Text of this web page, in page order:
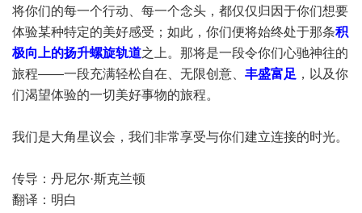
将你们的每一个行动、每一个念头，都仅仅归因于你们想要
体验某种特定的美好感受；如此，你们便将始终处于那条积
极向上的扬升螺旋轨道之上。那将是一段令你们心驰神往的
旅程——一段充满轻松自在、无限创意、 丰盛富足 ，以及你
们渴望体验的一切美好事物的旅程。
我们是大角星议会，我们非常享受与你们建立连接的时光。
传导：丹尼尔·斯克兰顿
翻译：明白